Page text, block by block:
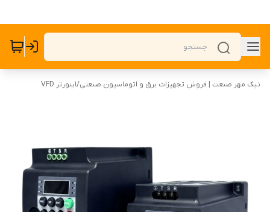
نیک مهر صنعت | فروش تجهیزات برق و اتوماسیون صنعتی/اینورتر VFD